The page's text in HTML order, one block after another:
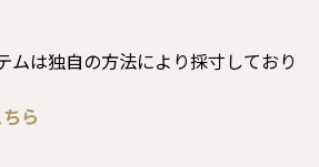
は独自の方法により採寸しており
ら